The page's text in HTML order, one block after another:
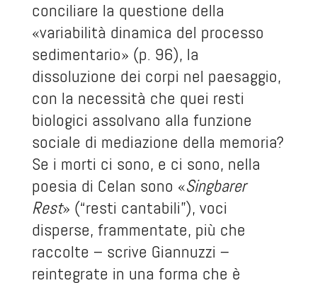
conciliare la questione della
«variabilità dinamica del processo
sedimentario» (p. 96), la
dissoluzione dei corpi nel paesaggio,
con la necessità che quei resti
biologici assolvano alla funzione
sociale di mediazione della memoria?
Se i morti ci sono, e ci sono, nella
poesia di Celan sono «Singbarer
Rest» (“resti cantabili”), voci
disperse, frammentate, più che
raccolte – scrive Giannuzzi –
reintegrate in una forma che è